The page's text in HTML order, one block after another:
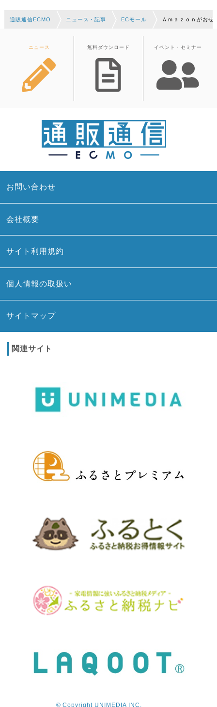
通販通信ECMO ニュース・記事 ECモール Ａｍａｚｏｎがおせ
ニュース 無料ダウンロード イベント・セミナー
お問い合わせ
会社概要
サイト利用規約
個人情報の取扱い
サイトマップ
関連サイト
© Copyright UNIMEDIA INC.